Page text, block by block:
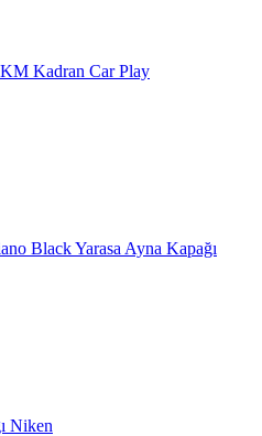
Kadran Car Play
Black Yarasa Ayna Kapağı
Niken